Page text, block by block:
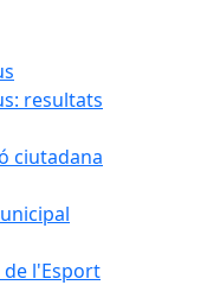
resultats
ciutadana
de l'Esport